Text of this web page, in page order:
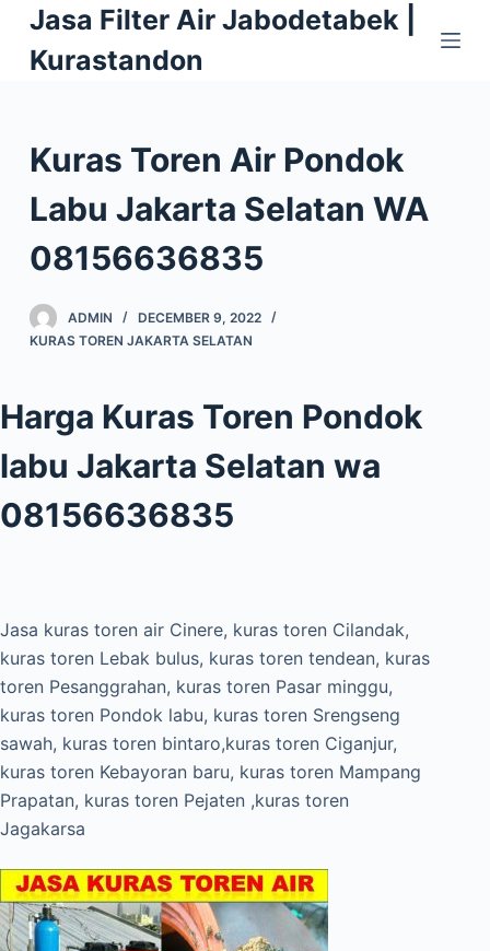
S
k
o
c
o
n
e
n
Jasa Filter Air Jabodetabek |
Kurastandon
Kuras Toren Air Pondok
Labu Jakarta Selatan WA
08156636835
ADMIN
DECEMBER 9, 2022
KURAS TOREN JAKARTA SELATAN
Harga Kuras Toren Pondok
labu Jakarta Selatan wa
08156636835
Jasa kuras toren air Cinere, kuras toren Cilandak,
kuras toren Lebak bulus, kuras toren tendean, kuras
toren Pesanggrahan, kuras toren Pasar minggu,
kuras toren Pondok labu, kuras toren Srengseng
sawah, kuras toren bintaro,kuras toren Ciganjur,
kuras toren Kebayoran baru, kuras toren Mampang
Prapatan, kuras toren Pejaten ,kuras toren
Jagakarsa